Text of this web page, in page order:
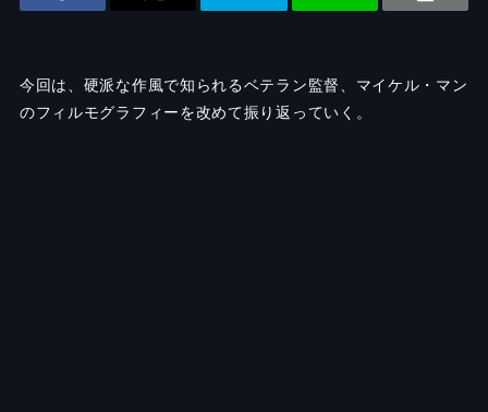
今回は、硬派な作風で知られるベテラン監督、マイケル・マン
のフィルモグラフィーを改めて振り返っていく。